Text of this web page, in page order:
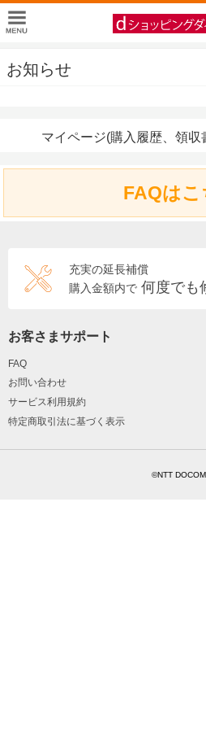
お知らせ
マイページ(購入履歴、領収
FAQはこ
充実の延長補償
購入金額内で 何度でも
お客さまサポート
FAQ
お問い合わせ
サービス利用規約
特定商取引法に基づく表示
©NTT